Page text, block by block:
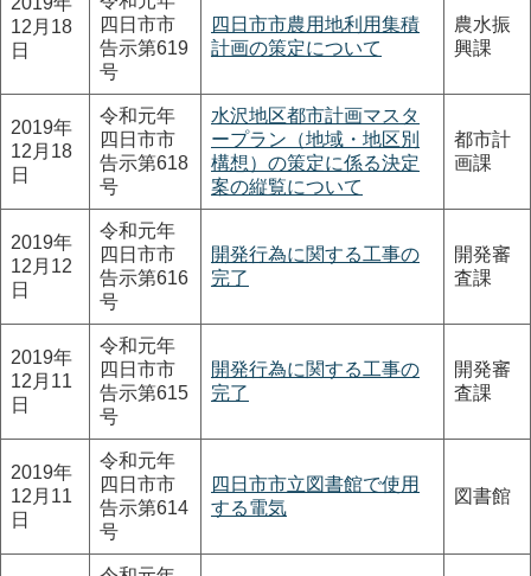
12月18
日
四日市市
告示第619
号
四日市市農用地利用集積
計画の策定について
農水振
興課
2019年
12月18
日
令和元年
四日市市
告示第618
号
水沢地区都市計画マスタ
ープラン（地域・地区別
構想）の策定に係る決定
案の縦覧について
都市計
画課
2019年
12月12
日
令和元年
四日市市
告示第616
号
開発行為に関する工事の
完了
開発審
査課
2019年
12月11
日
令和元年
四日市市
告示第615
号
開発行為に関する工事の
完了
開発審
査課
2019年
12月11
日
令和元年
四日市市
告示第614
号
四日市市立図書館で使用
する電気
図書館